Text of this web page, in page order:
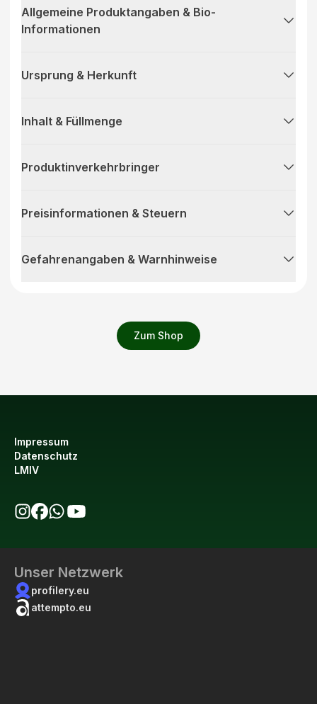
Zum Shop
Allgemeine Produktangaben & Bio-
Informationen
Ursprung & Herkunft
Inhalt & Füllmenge
Produktinverkehrbringer
Preisinformationen & Steuern
Gefahrenangaben & Warnhinweise
Impressum
Datenschutz
LMIV
Unser Netzwerk
profilery.eu
attempto.eu